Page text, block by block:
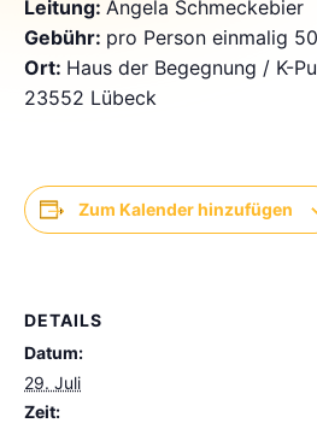
Leitung: Angela Schmeckebier
Gebühr: pro Person einmalig
Ort: Haus der Begegnung / K-
23552 Lübeck
Zum Kalender hinzufügen
DETAILS
Datum:
29. Juli
Zeit: